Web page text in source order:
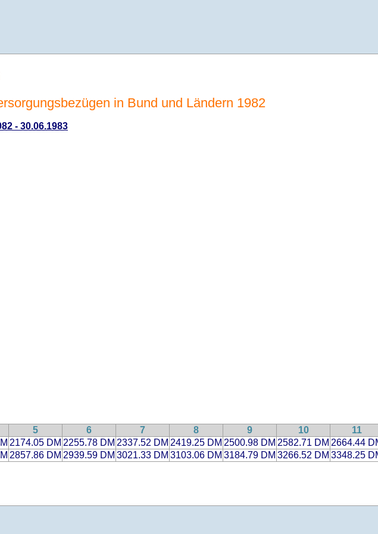
in Bund und Ländern 1982
- 30.06.1983
5 6 7 8 9 10
11
2174.05 DM 2255.78 DM 2337.52 DM 2419.25 DM 2500.98 DM 2582.71 DM 2664.44
2857.86 DM 2939.59 DM 3021.33 DM 3103.06 DM 3184.79 DM 3266.52 DM 3348.25